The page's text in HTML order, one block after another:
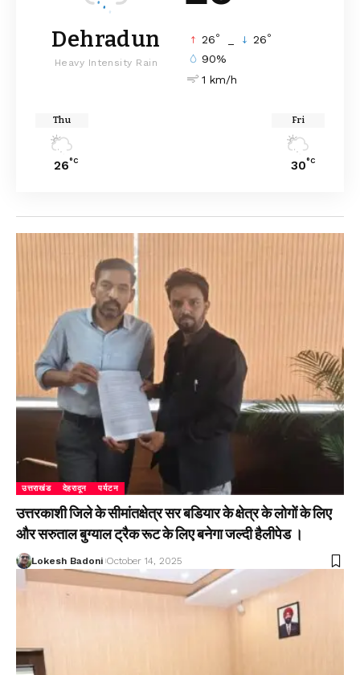
Dehradun
Heavy Intensity Rain
26° 26°
90%
1 km/h
Thu
26°C
Fri
30°C
उत्तराखंड देहरादून पर्यटन
उत्तरकाशी जिले के सीमांतक्षेत्र सर बडियार के क्षेत्र के लोगों के लिए
और सरुताल बुग्याल ट्रैक रूट के लिए बनेगा जल्दी हैलीपेड ।
Lokesh Badoni October 14, 2025